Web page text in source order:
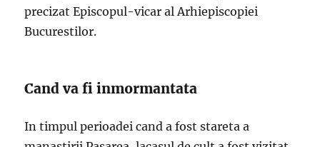
precizat Episcopul-vicar al Arhiepiscopiei
Bucurestilor.
Cand va fi inmormantata
In timpul perioadei cand a fost stareta a